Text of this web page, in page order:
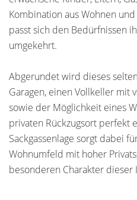
Kombination aus Wohnen
passt sich den Bedürfnissen
umgekehrt.
Abgerundet wird dieses
Garagen, einen Vollkeller mit
sowie der Möglichkeit eines
privaten Rückzugsort perfekt
Sackgassenlage sorgt dabei
Wohnumfeld mit hoher
besonderen Charakter dieser